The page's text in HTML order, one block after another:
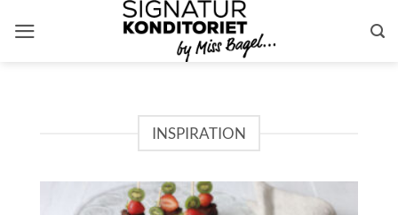
INSPIRATION